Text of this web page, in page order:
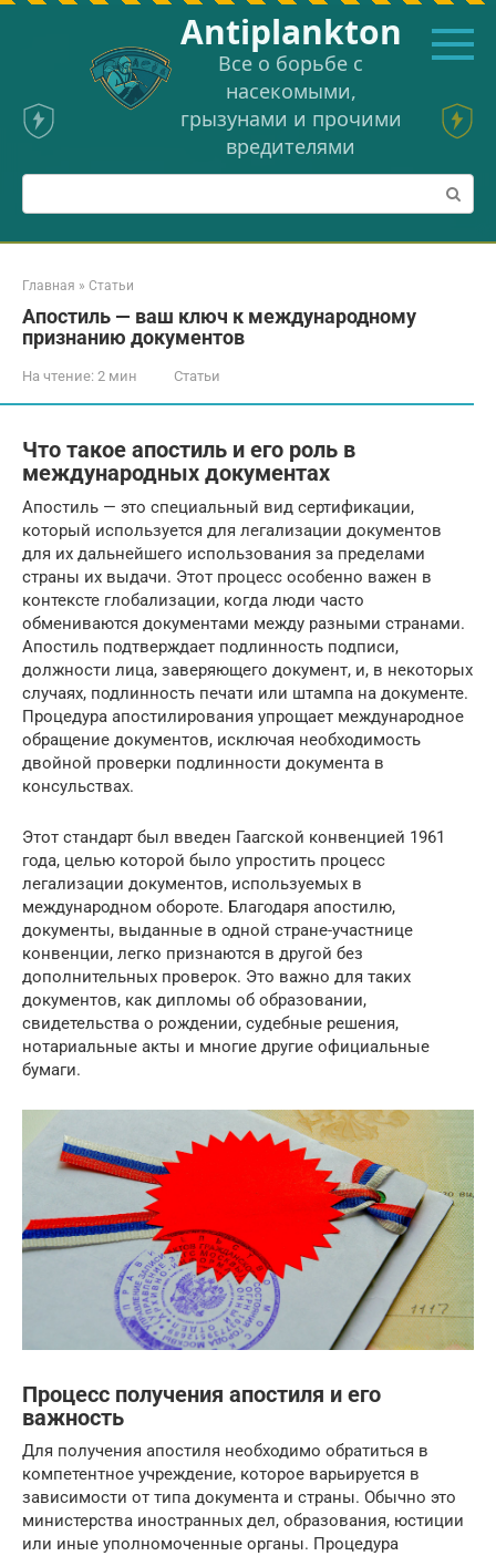
Перейти
Аntiplankton
Все о борьбе с
насекомыми,
грызунами и прочими
вредителями
Поиск:
Главная » Статьи
Апостиль — ваш ключ к международному
признанию документов
На чтение: 2 мин Статьи
Что такое апостиль и его роль в
международных документах
Апостиль — это специальный вид сертификации,
который используется для легализации документов
для их дальнейшего использования за пределами
страны их выдачи. Этот процесс особенно важен в
контексте глобализации, когда люди часто
обмениваются документами между разными странами.
Апостиль подтверждает подлинность подписи,
должности лица, заверяющего документ, и, в некоторых
случаях, подлинность печати или штампа на документе.
Процедура апостилирования упрощает международное
обращение документов, исключая необходимость
двойной проверки подлинности документа в
консульствах.
Этот стандарт был введен Гаагской конвенцией 1961
года, целью которой было упростить процесс
легализации документов, используемых в
международном обороте. Благодаря апостилю,
документы, выданные в одной стране-участнице
конвенции, легко признаются в другой без
дополнительных проверок. Это важно для таких
документов, как дипломы об образовании,
свидетельства о рождении, судебные решения,
нотариальные акты и многие другие официальные
бумаги.
Процесс получения апостиля и его
важность
Для получения апостиля необходимо обратиться в
компетентное учреждение, которое варьируется в
зависимости от типа документа и страны. Обычно это
министерства иностранных дел, образования, юстиции
или иные уполномоченные органы. Процедура